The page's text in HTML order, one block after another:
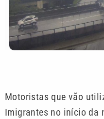
Motoristas que vão
Imigrantes no início da